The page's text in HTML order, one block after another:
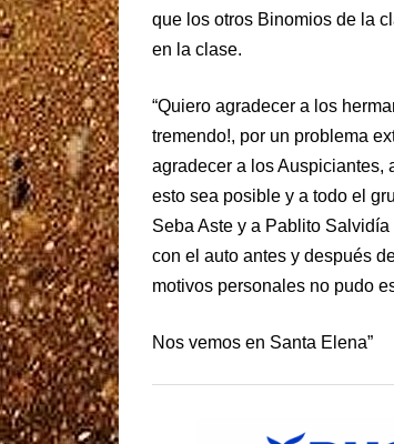
que los otros Binomios de la
en la clase.
“Quiero agradecer a los
tremendo!, por un problema
agradecer a los Auspiciantes,
esto sea posible y a todo el
Seba Aste y a Pablito
con el auto antes y después
motivos personales no pudo
Nos vemos en Santa Elena”